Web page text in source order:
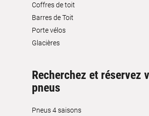
Coffres de toit
Barres de Toit
Porte vélos
Glacières
Recherchez et réservez
pneus
Pneus 4 saisons